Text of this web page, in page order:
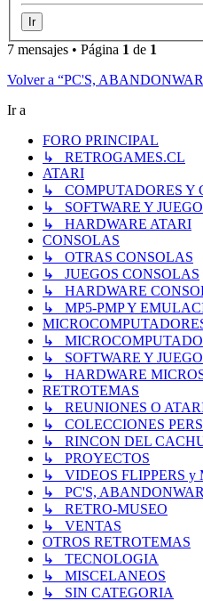
7 mensajes • Página 1 de 1
Volver a “PC'S,
Ir a
FORO PRINCIPAL
↳ RETROGAMES.CL
ATARI
↳ COMPUTADORES Y
↳ SOFTWARE Y
↳ HARDWARE ATARI
CONSOLAS
↳ OTRAS CONSOLAS
↳ JUEGOS CONSOLAS
↳ HARDWARE
↳ MP5-PMP Y
↳
↳ SOFTWARE Y
↳ HARDWARE
RETROTEMAS
↳ REUNIONES O
↳ COLECCIONES
↳ RINCON DEL
↳ PROYECTOS
↳ VIDEOS FLIPPERS y
↳ PC'S,
↳ RETRO-MUSEO
↳ VENTAS
OTROS RETROTEMAS
↳ TECNOLOGIA
↳ MISCELANEOS
↳ SIN CATEGORIA